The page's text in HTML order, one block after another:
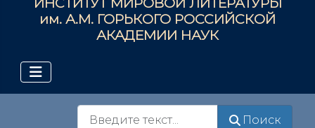
им. А.М. ГОРЬКОГО РОССИЙСКОЙ
АКАДЕМИИ НАУК
Поиск